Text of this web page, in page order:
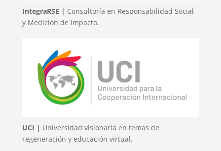
IntegraRSE | Consultoría en Responsabilidad Social
y Medición de Impacto.
UCI | Universidad visionaria en temas de
regeneración y educación virtual.